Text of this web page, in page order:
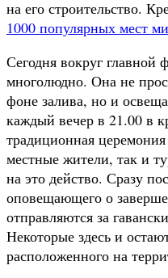
на его строительство.
1000 популярных мест
Сегодня вокруг главной
многолюдно. Она не
фоне залива, но и
каждый вечер в 21.00 в
традиционная
местные жители, так и
на это действо. Сразу
оповещающего о
отправляются за
Некоторые здесь и
расположенного на